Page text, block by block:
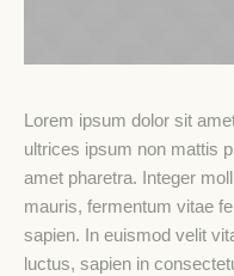
Lorem ipsum dolor sit
ultrices ipsum non mattis
amet pharetra. Integer
mauris, fermentum vitae
sapien. In euismod velit
luctus, sapien in